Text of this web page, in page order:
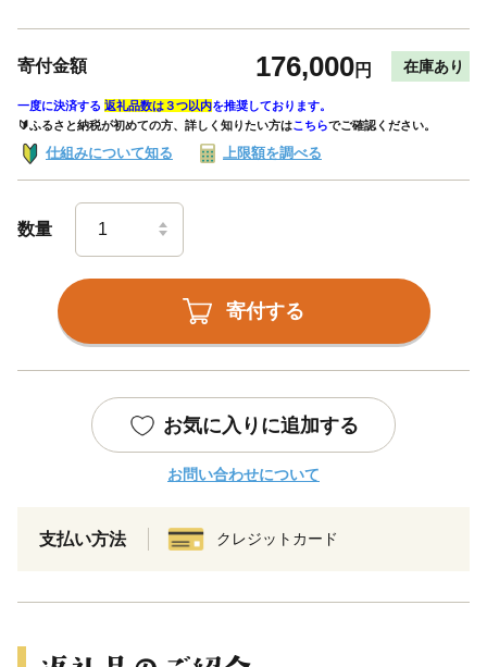
寄付金額 176,000円 在庫あり
一度に決済する 返礼品数は３つ以内を推奨しております。
🔰ふるさと納税が初めての方、詳しく知りたい方はこちらでご確認ください。
仕組みについて知る 上限額を調べる
数量
寄付する
お気に入りに追加する
お問い合わせについて
支払い方法 クレジットカード